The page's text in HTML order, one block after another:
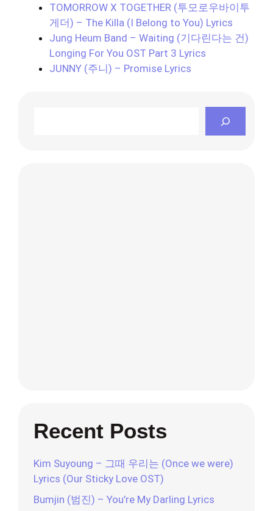
TOMORROW X TOGETHER (투모로우바이투
게더) – The Killa (I Belong to You) Lyrics
Jung Heum Band – Waiting (기다린다는 건)
Longing For You OST Part 3 Lyrics
JUNNY (주니) – Promise Lyrics
Recent Posts
Kim Suyoung – 그때 우리는 (Once we were)
Lyrics (Our Sticky Love OST)
Bumjin (범진) – You’re My Darling Lyrics